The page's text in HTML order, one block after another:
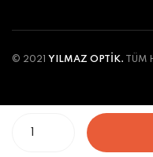
© 2021 YILMAZ OPTİK. TÜM